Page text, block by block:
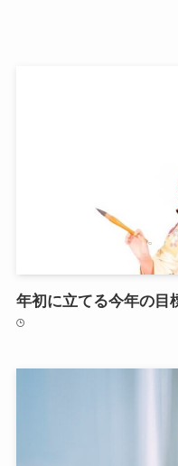
年初に立てる今年の